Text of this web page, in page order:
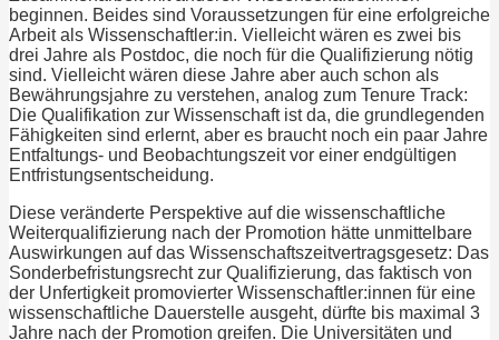
beginnen. Beides sind Voraussetzungen für eine erfolgreiche
Arbeit als Wissenschaftler:in. Vielleicht wären es zwei bis
drei Jahre als Postdoc, die noch für die Qualifizierung nötig
sind. Vielleicht wären diese Jahre aber auch schon als
Bewährungsjahre zu verstehen, analog zum Tenure Track:
Die Qualifikation zur Wissenschaft ist da, die grundlegenden
Fähigkeiten sind erlernt, aber es braucht noch ein paar Jahre
Entfaltungs- und Beobachtungszeit vor einer endgültigen
Entfristungsentscheidung.
Diese veränderte Perspektive auf die wissenschaftliche
Weiterqualifizierung nach der Promotion hätte unmittelbare
Auswirkungen auf das Wissenschaftszeitvertragsgesetz: Das
Sonderbefristungsrecht zur Qualifizierung, das faktisch von
der Unfertigkeit promovierter Wissenschaftler:innen für eine
wissenschaftliche Dauerstelle ausgeht, dürfte bis maximal 3
Jahre nach der Promotion greifen. Die Universitäten und